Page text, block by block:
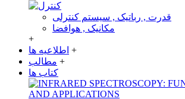
قدرت , رباتیک , سیستم کنترلی
مکانیک , هوافضا
+
اطلاعیه ها +
مطالب +
کتاب ها